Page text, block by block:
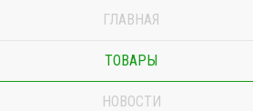
ГЛАВНАЯ
ТОВАРЫ
НОВОСТИ